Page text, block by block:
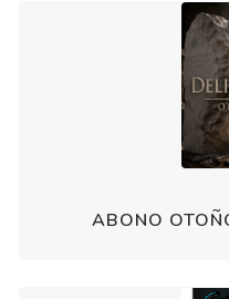
ABONO